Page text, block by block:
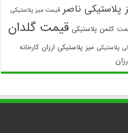
پلاستیکی ناصر قیمت میز پلاستیکی
کلمن پلاستیکی قیمت گلدان
پلاستیکی میز پلاستیکی ارزان کارخانه